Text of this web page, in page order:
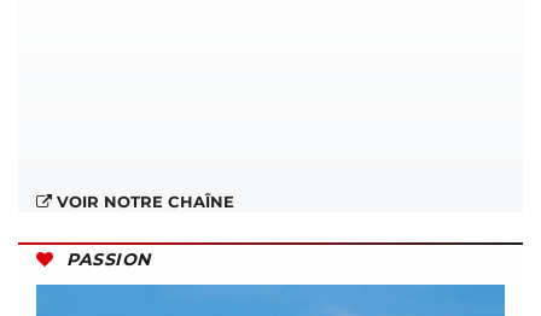
VOIR NOTRE CHAÎNE
PASSION